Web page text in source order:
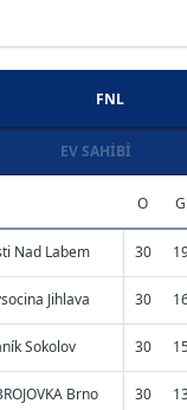
FNL
EV SAHIBI
O G
Nad Labem 30
Jihlava 30
Sokolov 30
Brno 30